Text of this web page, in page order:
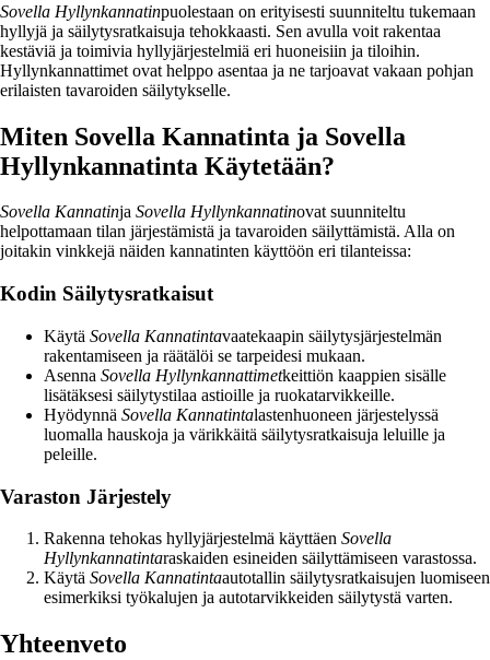
Sovella Hyllynkannatinpuolestaan on erityisesti suunniteltu tukemaan
hyllyjä ja säilytysratkaisuja tehokkaasti. Sen avulla voit rakentaa
kestäviä ja toimivia hyllyjärjestelmiä eri huoneisiin ja tiloihin.
Hyllynkannattimet ovat helppo asentaa ja ne tarjoavat vakaan pohjan
erilaisten tavaroiden säilytykselle.
Miten Sovella Kannatinta ja Sovella
Hyllynkannatinta Käytetään?
Sovella Kannatinja Sovella Hyllynkannatinovat suunniteltu
helpottamaan tilan järjestämistä ja tavaroiden säilyttämistä. Alla on
joitakin vinkkejä näiden kannatinten käyttöön eri tilanteissa:
Kodin Säilytysratkaisut
Käytä Sovella Kannatintavaatekaapin säilytysjärjestelmän
rakentamiseen ja räätälöi se tarpeidesi mukaan.
Asenna Sovella Hyllynkannattimetkeittiön kaappien sisälle
lisätäksesi säilytystilaa astioille ja ruokatarvikkeille.
Hyödynnä Sovella Kannatintalastenhuoneen järjestelyssä
luomalla hauskoja ja värikkäitä säilytysratkaisuja leluille ja
peleille.
Varaston Järjestely
Rakenna tehokas hyllyjärjestelmä käyttäen Sovella
Hyllynkannatintaraskaiden esineiden säilyttämiseen varastossa.
Käytä Sovella Kannatintaautotallin säilytysratkaisujen luomiseen
esimerkiksi työkalujen ja autotarvikkeiden säilytystä varten.
Yhteenveto